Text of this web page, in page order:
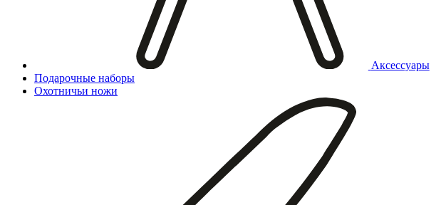
Аксессуары
Подарочные наборы
Охотничьи ножи